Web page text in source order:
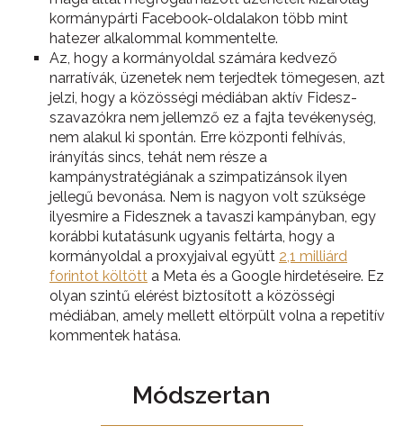
kormánypárti Facebook-oldalakon több mint
hatezer alkalommal kommentelte.
Az, hogy a kormányoldal számára kedvező
narratívák, üzenetek nem terjedtek tömegesen, azt
jelzi, hogy a közösségi médiában aktív Fidesz-
szavazókra nem jellemző ez a fajta tevékenység,
nem alakul ki spontán. Erre központi felhívás,
irányítás sincs, tehát nem része a
kampánystratégiának a szimpatizánsok ilyen
jellegű bevonása. Nem is nagyon volt szüksége
ilyesmire a Fidesznek a tavaszi kampányban, egy
korábbi kutatásunk ugyanis feltárta, hogy a
kormányoldal a proxyjaival együtt 2,1 milliárd
forintot költött a Meta és a Google hirdetéseire. Ez
olyan szintű elérést biztosított a közösségi
médiában, amely mellett eltörpült volna a repetitív
kommentek hatása.
Módszertan